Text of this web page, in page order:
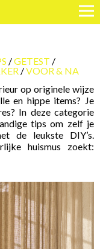
GETEST
VOOR & NA
op originele wijze
en hippe items? Je
In deze categorie
tips om zelf je
de leukste DIY’s.
huismus zoekt: